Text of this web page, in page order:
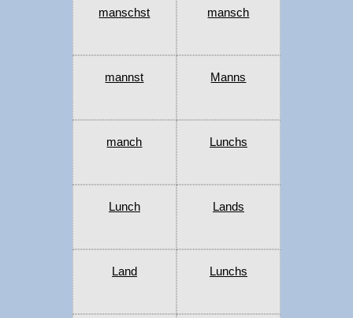
manschst mansch
mannst Manns
manch Lunchs
Lunch Lands
Land Lunchs